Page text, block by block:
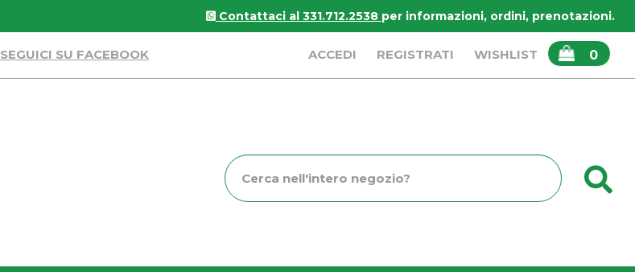
Contattaci al 331.712.2538 per informazioni, ordini, prenotazioni.
SEGUICI SU FACEBOOK ACCEDI REGISTRATI WISHLIST 0
ARTICOLI
INSERITI
Cerca
Prodotto